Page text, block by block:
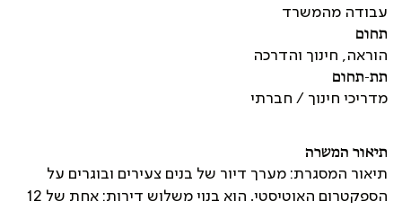
תיאור המשרה
תיאור המסגרת: מערך דיור של בנים צעירים ובוגרים על
הספקטרום האוטיסטי. הוא בנוי משלוש דירות: אחת של 12
עבודה מהמשרד
תחום
הוראה, חינוך והדרכה
תת-תחום
מדריכי חינוך / חברתי